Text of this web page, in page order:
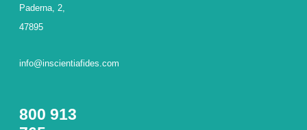
Paderna, 2,
47895
info@inscientiafides.com
800 913